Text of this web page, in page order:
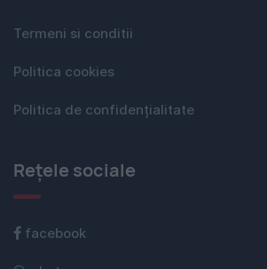
Termeni si conditii
Politica cookies
Politica de confidențialitate
Rețele sociale
facebook